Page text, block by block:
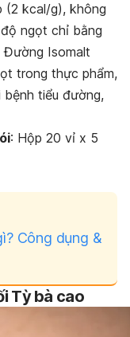
(2 kcal/g), không
ngọt chỉ bằng
Isomalt
trong thực phẩm,
tiểu đường,
: Hộp 20 vỉ x 5
Công dụng &
Tỳ bà cao